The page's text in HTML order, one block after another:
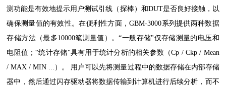
测功能是有效地提示用户测试引线（探棒）和DUT是否良好接触，以
确保测量值的有效性。在便利性方面，GBM-3000系列提供两种数据
存储方法（最多10000笔测量值）。“一般存储"仅存储测量的电压和
电阻值；“统计存储"具有用于统计分析的相关参数（Cp / Ckp / Mean
/ MAX / MIN ...）。 用户可以先将测量过程中的数据存储在内部存储
器中，然后通过闪存驱动器将数据传输到计算机进行后续分析，而不